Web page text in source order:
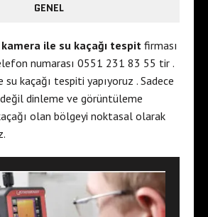
GENEL
ile su kaçağı tespit firması
numarası 0551 231 83 55 tir .
kaçağı tespiti yapıyoruz . Sadece
değil dinleme ve görüntüleme
olan bölgeyi noktasal olarak